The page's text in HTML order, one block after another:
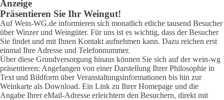
Anzeige
Präsentieren Sie Ihr Weingut!
Auf Wein-WG.de informieren sich monatlich etliche tausend Besucher
über Winzer und Weingüter. Für uns ist es wichtig, dass der Besucher
Sie findet und mit Ihnen Kontakt aufnehmen kann. Dazu reichen erst
einmal Ihre Adresse und Telefonnummer.
Über diese Grundversorgung hinaus können Sie sich auf der wein-wg
präsentieren: Angefangen von einer Darstellung Ihrer Philosophie in
Text und Bildform über Veranstaltungsinformationen bis hin zur
Weinkarte als Download. Ein Link zu Ihrer Homepage und die
Angabe Ihrer eMail-Adresse erleichtern den Besuchern, direkt mit